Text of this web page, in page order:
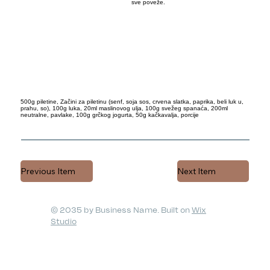
sve poveže.
500g piletine, Začini za piletinu (senf, soja sos, crvena slatka, paprika, beli luk u,
prahu, so), 100g luka, 20ml maslinovog ulja, 100g svežeg spanaća, 200ml
neutralne, pavlake, 100g grčkog jogurta, 50g kačkavalja, porcije
Previous Item Next Item
© 2035 by Business Name. Built on Wix
Studio